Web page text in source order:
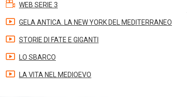
WEB SERIE 3
GELA ANTICA. LA NEW YORK DEL MEDITERRANEO
STORIE DI FATE E GIGANTI
LO SBARCO
LA VITA NEL MEDIOEVO